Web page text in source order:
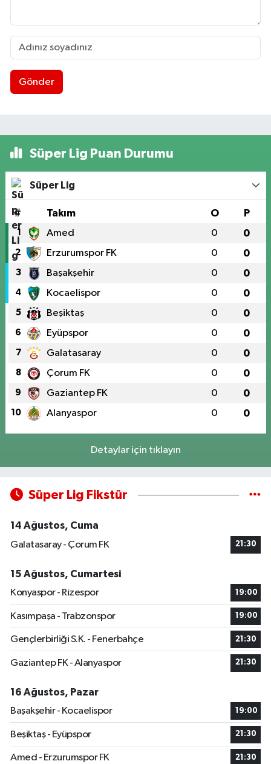
Gönder
Süper Lig Puan Durumu
Süper Lig
# Takım O P
1 Amed 0 0
2 Erzurumspor FK 0 0
3 Başakşehir 0 0
4 Kocaelispor 0 0
5 Beşiktaş 0 0
6 Eyüpspor 0 0
7 Galatasaray 0 0
8 Çorum FK 0 0
9 Gaziantep FK 0 0
10 Alanyaspor 0 0
Detaylar için tıklayın
Süper Lig Fikstür
14 Ağustos, Cuma
Galatasaray - Çorum FK
21:30
15 Ağustos, Cumartesi
Konyaspor - Rizespor
19:00
Kasımpaşa - Trabzonspor 19:00
Gençlerbirliği S.K. - Fenerbahçe 21:30
Gaziantep FK - Alanyaspor 21:30
16 Ağustos, Pazar
Başakşehir - Kocaelispor
19:00
Beşiktaş - Eyüpspor 21:30
Amed - Erzurumspor FK 21:30